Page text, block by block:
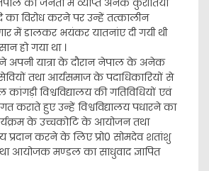
की जनता में व्याप्त अनेक कुरीतियों
का विरोध करने पर उन्हें तत्कालीन
में डालकर भयंकर यातनांए दी गयी थी
हो गया था ।
ने अपनी यात्रा के दौरान नेपाल के अनेक
तथा आर्यसमाज के पदाधिकारियों से
विश्वविद्यालय की गतिविधियों एवं
कराते हुए उन्हें विश्वविद्यालय पधारने का
के उच्चकोटि के आयोजन तथा
प्रदान करने के लिए प्रो0 सोमदेव शतांशु
आयोजक मण्डल का साधुवाद ज्ञापित